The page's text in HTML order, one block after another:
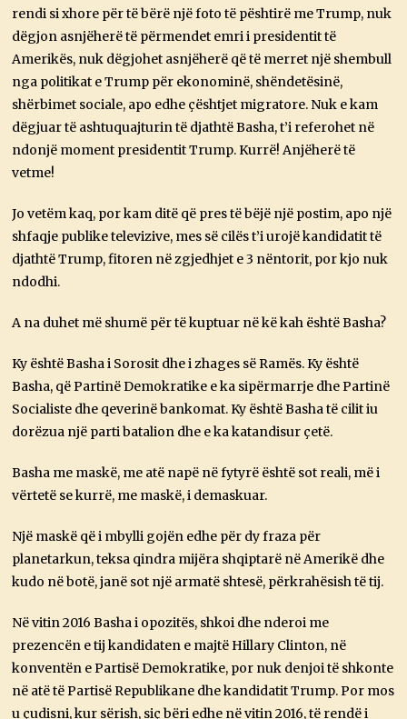
rendi si xhore për të bërë një foto të pështirë me Trump, nuk
dëgjon asnjëherë të përmendet emri i presidentit të
Amerikës, nuk dëgjohet asnjëherë që të merret një shembull
nga politikat e Trump për ekonominë, shëndetësinë,
shërbimet sociale, apo edhe çështjet migratore. Nuk e kam
dëgjuar të ashtuquajturin të djathtë Basha, t’i referohet në
ndonjë moment presidentit Trump. Kurrë! Anjëherë të
vetme!
Jo vetëm kaq, por kam ditë që pres të bëjë një postim, apo një
shfaqje publike televizive, mes së cilës t’i urojë kandidatit të
djathtë Trump, fitoren në zgjedhjet e 3 nëntorit, por kjo nuk
ndodhi.
A na duhet më shumë për të kuptuar në kë kah është Basha?
Ky është Basha i Sorosit dhe i zhages së Ramës. Ky është
Basha, që Partinë Demokratike e ka sipërmarrje dhe Partinë
Socialiste dhe qeverinë bankomat. Ky është Basha të cilit iu
dorëzua një parti batalion dhe e ka katandisur çetë.
Basha me maskë, me atë napë në fytyrë është sot reali, më i
vërtetë se kurrë, me maskë, i demaskuar.
Një maskë që i mbylli gojën edhe për dy fraza për
planetarkun, teksa qindra mijëra shqiptarë në Amerikë dhe
kudo në botë, janë sot një armatë shtesë, përkrahësish të tij.
Në vitin 2016 Basha i opozitës, shkoi dhe nderoi me
prezencën e tij kandidaten e majtë Hillary Clinton, në
konventën e Partisë Demokratike, por nuk denjoi të shkonte
në atë të Partisë Republikane dhe kandidatit Trump. Por mos
u çudisni, kur sërish, siç bëri edhe në vitin 2016, të rendë i